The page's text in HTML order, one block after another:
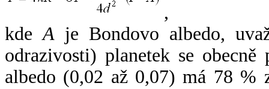
,
kdeA je Bondovo albedo,
odrazivosti) planetek se
albedo (0,02 až 0,07) má 78 %